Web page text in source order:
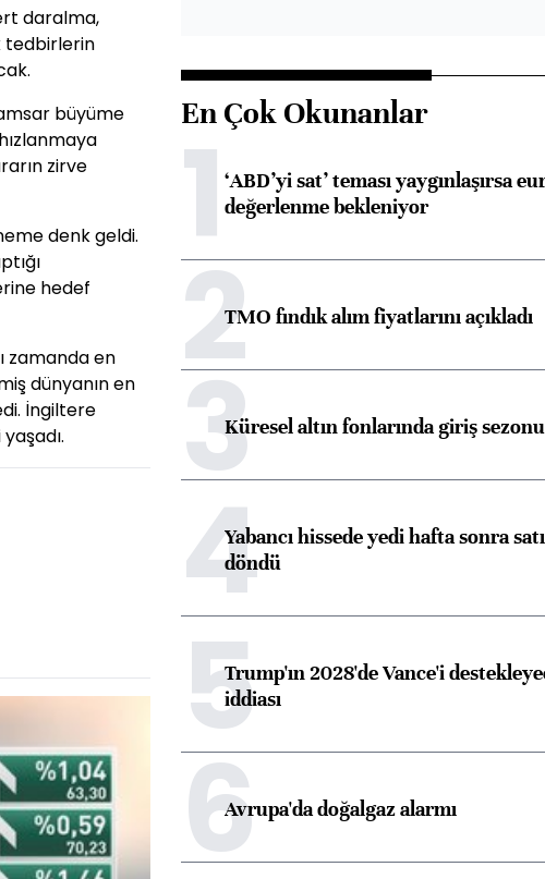
daralma,
tedbirlerin
büyüme
zirve
denk geldi.
hedef
zamanda en
dünyanın en
İngiltere
En Çok Okunanlar
1‘ABD’yi sat’ teması yaygınlaşırsa
değerlenme bekleniyor
2TMO fındık alım fiyatlarını açıkladı
3Küresel altın fonlarında giriş sezonu
4Yabancı hissede yedi hafta sonra
döndü
5Trump'ın 2028'de Vance'i
iddiası
6Avrupa'da doğalgaz alarmı